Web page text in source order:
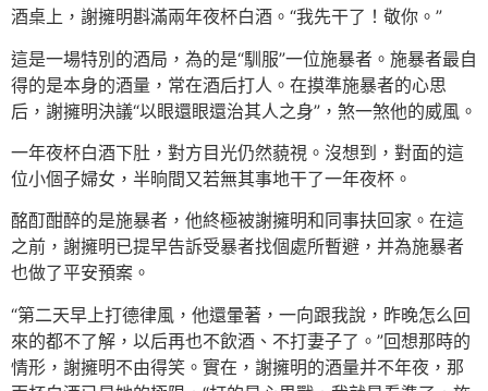
酒桌上，謝擁明斟滿兩年夜杯白酒。“我先干了！敬你。”
這是一場特別的酒局，為的是“馴服”一位施暴者。施暴者最自
得的是本身的酒量，常在酒后打人。在摸準施暴者的心思
后，謝擁明決議“以眼還眼還治其人之身”，煞一煞他的威風。
一年夜杯白酒下肚，對方目光仍然藐視。沒想到，對面的這
位小個子婦女，半晌間又若無其事地干了一年夜杯。
酩酊酣醉的是施暴者，他終極被謝擁明和同事扶回家。在這
之前，謝擁明已提早告訴受暴者找個處所暫避，并為施暴者
也做了平安預案。
“第二天早上打德律風，他還暈著，一向跟我說，昨晚怎么回
來的都不了解，以后再也不飲酒、不打妻子了。”回想那時的
情形，謝擁明不由得笑。實在，謝擁明的酒量并不年夜，那